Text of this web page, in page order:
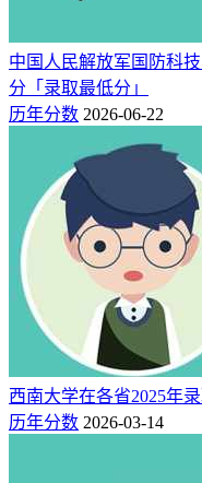
中国人民解放军国防科
分「录取最低分」
历年分数 2026-06-22
西南大学在各省2025年
历年分数 2026-03-14